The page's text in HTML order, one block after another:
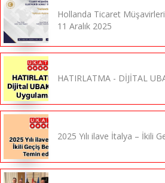
Hollanda Ticaret
11 Aralık 2025
HATIRLATMA - DİJİTAL
2025 Yılı ilave İtalya – İkili